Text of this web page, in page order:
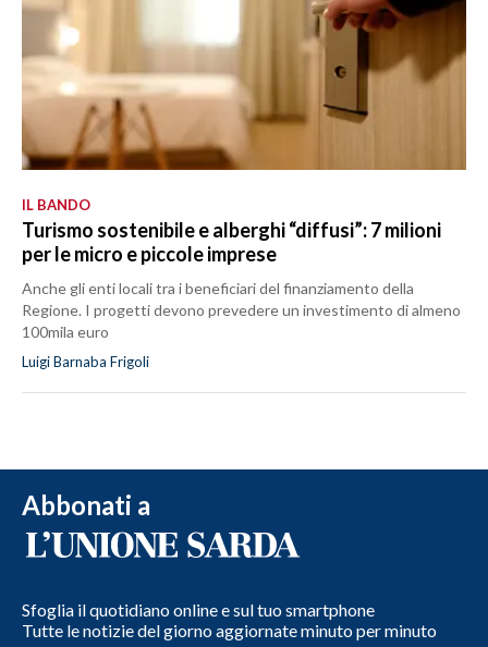
IL BANDO
Turismo sostenibile e alberghi “diffusi”: 7 milioni
per le micro e piccole imprese
Anche gli enti locali tra i beneficiari del finanziamento della
Regione. I progetti devono prevedere un investimento di almeno
100mila euro
Luigi Barnaba Frigoli
Abbonati a
Sfoglia il quotidiano online e sul tuo smartphone
Tutte le notizie del giorno aggiornate minuto per minuto